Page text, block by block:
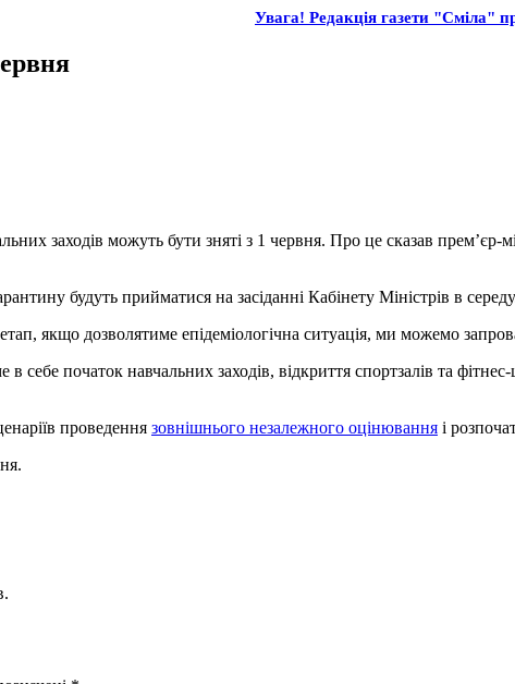
Увага! Редакція газети "Сміла"
заходів можуть бути зняті з 1 червня. Про це сказав
будуть прийматися на засіданні Кабінету Міністрів в
якщо дозволятиме епідеміологічна ситуація, ми можемо
початок навчальних заходів, відкриття спортзалів та
проведення зовнішнього незалежного оцінювання і